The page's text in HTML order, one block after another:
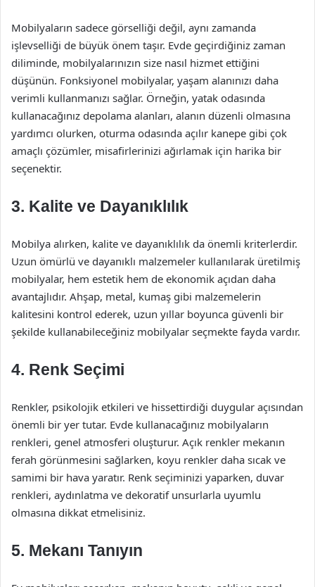
Mobilyaların sadece görselliği değil, aynı zamanda
işlevselliği de büyük önem taşır. Evde geçirdiğiniz zaman
diliminde, mobilyalarınızın size nasıl hizmet ettiğini
düşünün. Fonksiyonel mobilyalar, yaşam alanınızı daha
verimli kullanmanızı sağlar. Örneğin, yatak odasında
kullanacağınız depolama alanları, alanın düzenli olmasına
yardımcı olurken, oturma odasında açılır kanepe gibi çok
amaçlı çözümler, misafirlerinizi ağırlamak için harika bir
seçenektir.
3. Kalite ve Dayanıklılık
Mobilya alırken, kalite ve dayanıklılık da önemli kriterlerdir.
Uzun ömürlü ve dayanıklı malzemeler kullanılarak üretilmiş
mobilyalar, hem estetik hem de ekonomik açıdan daha
avantajlıdır. Ahşap, metal, kumaş gibi malzemelerin
kalitesini kontrol ederek, uzun yıllar boyunca güvenli bir
şekilde kullanabileceğiniz mobilyalar seçmekte fayda vardır.
4. Renk Seçimi
Renkler, psikolojik etkileri ve hissettirdiği duygular açısından
önemli bir yer tutar. Evde kullanacağınız mobilyaların
renkleri, genel atmosferi oluşturur. Açık renkler mekanın
ferah görünmesini sağlarken, koyu renkler daha sıcak ve
samimi bir hava yaratır. Renk seçiminizi yaparken, duvar
renkleri, aydınlatma ve dekoratif unsurlarla uyumlu
olmasına dikkat etmelisiniz.
5. Mekanı Tanıyın